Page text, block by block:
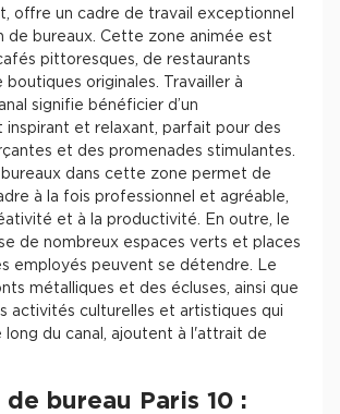
offre un cadre de travail exceptionnel
de bureaux. Cette zone animée est
pittoresques, de restaurants
boutiques originales. Travailler à
signifie bénéficier d’un
inspirant et relaxant, parfait pour des
et des promenades stimulantes.
dans cette zone permet de
à la fois professionnel et agréable,
et à la productivité. En outre, le
de nombreux espaces verts et places
employés peuvent se détendre. Le
métalliques et des écluses, ainsi que
activités culturelles et artistiques qui
long du canal, ajoutent à l'attrait de
bureau Paris 10 :